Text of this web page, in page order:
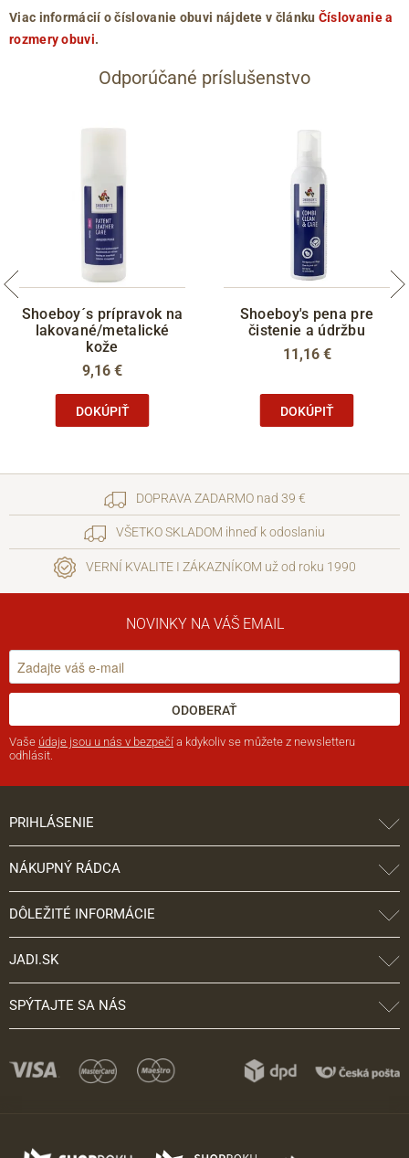
Viac informácií o číslovanie obuvi nájdete v článku Číslovanie a
rozmery obuvi.
Odporúčané príslušenstvo
Shoeboy´s prípravok na
lakované/metalické
kože
9,16 €
DOKÚPIŤ
Shoeboy's pena pre
čistenie a údržbu
11,16 €
DOKÚPIŤ
DOPRAVA ZADARMO nad 39 €
VŠETKO SKLADOM ihneď k odoslaniu
VERNÍ KVALITE I ZÁKAZNÍKOM už od roku 1990
NOVINKY NA VÁŠ EMAIL
ODOBERAŤ
Vaše údaje jsou u nás v bezpečí a kdykoliv se můžete z newsletteru
odhlásit.
PRIHLÁSENIE
NÁKUPNÝ RÁDCA
DÔLEŽITÉ INFORMÁCIE
JADI.SK
SPÝTAJTE SA NÁS